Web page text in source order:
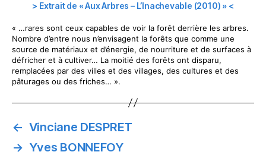
> Extrait de « Aux Arbres – L’Inachevable (2010) » <
« …rares sont ceux capables de voir la forêt derrière les arbres.
Nombre d’entre nous n’envisagent la forêts que comme une
source de matériaux et d’énergie, de nourriture et de surfaces à
défricher et à cultiver… La moitié des forêts ont disparu,
remplacées par des villes et des villages, des cultures et des
pâturages ou des friches… ».
← Vinciane DESPRET
→ Yves BONNEFOY